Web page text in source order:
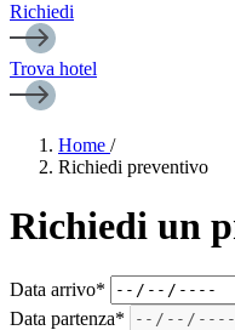
Richiedi
Trova hotel
Home /
Richiedi preventivo
Richiedi un
Data arrivo*
Data partenza*